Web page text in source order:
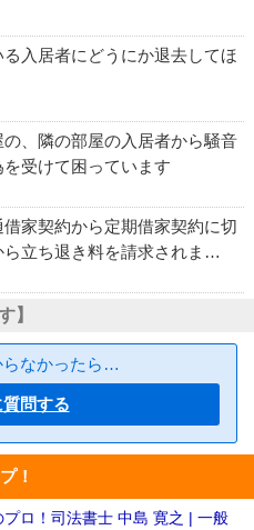
入居者にどうにか退去してほ
、隣の部屋の入居者から騒音
受けて困っています
家契約から定期借家契約に切
ら立ち退き料を請求されま…
】
らなかったら…
問する
！
ロ！司法書士 中島 寛之 | 一般